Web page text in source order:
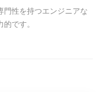
門性を持つエンジニアな
です。